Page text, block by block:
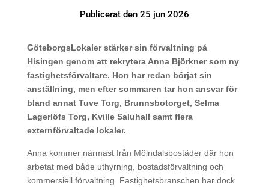
Publicerat den 25 jun 2026
GöteborgsLokaler stärker sin förvaltning på
Hisingen genom att rekrytera Anna Björkner som ny
fastighetsförvaltare. Hon har redan börjat sin
anställning, men efter sommaren tar hon ansvar för
bland annat Tuve Torg, Brunnsbotorget, Selma
Lagerlöfs Torg, Kville Saluhall samt flera
externförvaltade lokaler.
Anna kommer närmast från Mölndalsbostäder där hon
arbetat med både uthyrning, bostadsförvaltning och
kommersiell förvaltning. Fastighetsbranschen har dock